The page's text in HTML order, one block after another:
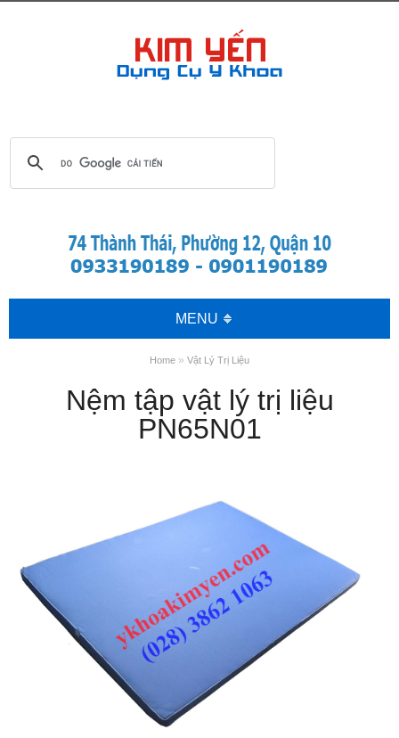
MENU
Home » Vật Lý Trị Liệu
Nệm tập vật lý trị liệu
PN65N01